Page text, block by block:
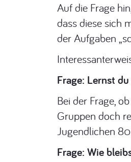
Auf die Frage
dass diese sich
der Aufgaben
Frage: Lernst
Bei der Frage,
Gruppen doch
Jugendlichen
Frage: Wie